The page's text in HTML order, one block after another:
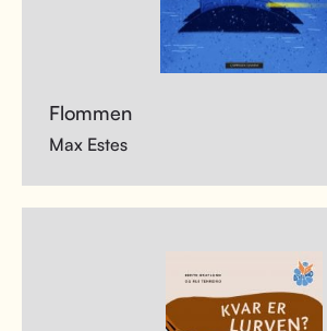
Flommen
Max Estes